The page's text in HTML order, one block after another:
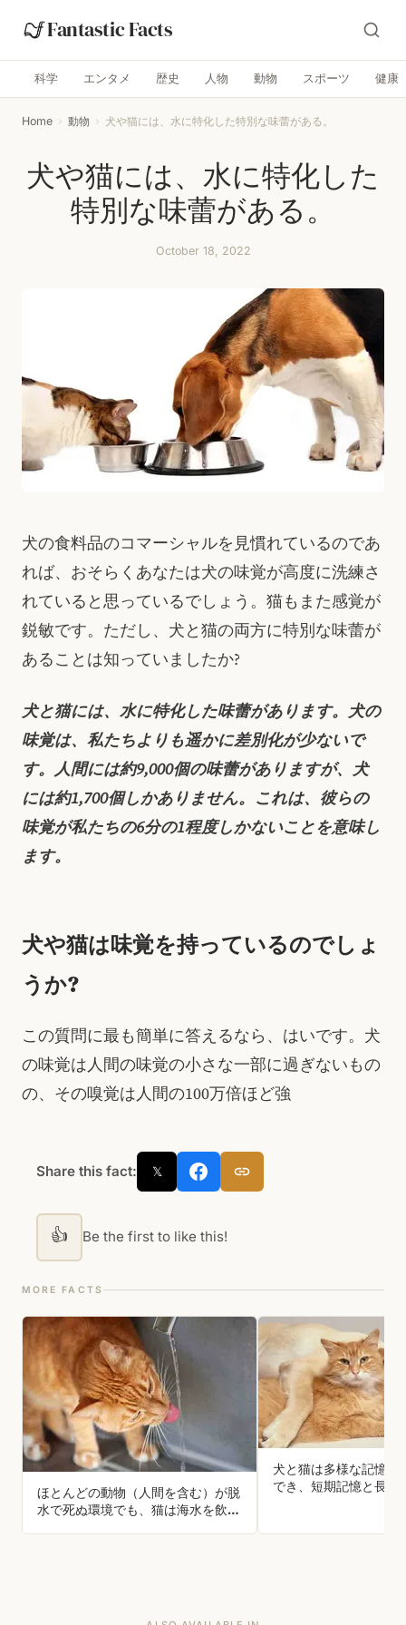
Fantastic Facts
科学 エンタメ 歴史 人物 動物 スポーツ 健康
Home › 動物 › 犬や猫には、水に特化した特別な味蕾がある。
犬や猫には、水に特化した
特別な味蕾がある。
October 18, 2022
犬の食料品のコマーシャルを見慣れているのであ
れば、おそらくあなたは犬の味覚が高度に洗練さ
れていると思っているでしょう。猫もまた感覚が
鋭敏です。ただし、犬と猫の両方に特別な味蕾が
あることは知っていましたか?
犬と猫には、水に特化した味蕾があります。犬の
味覚は、私たちよりも遥かに差別化が少ないで
す。人間には約9,000個の味蕾がありますが、犬
には約1,700個しかありません。これは、彼らの
味覚が私たちの6分の1程度しかないことを意味し
ます。
犬や猫は味覚を持っているのでしょ
うか?
この質問に最も簡単に答えるなら、はいです。犬
の味覚は人間の味覚の小さな一部に過ぎないもの
の、その嗅覚は人間の100万倍ほど強
Share this fact: 𝕏
👍 Be the first to like this!
MORE FACTS
ほとんどの動物（人間を含む）が脱
水で死ぬ環境でも、猫は海水を飲ん
犬と猫は多様な記憶を
でき、短期記憶と長期